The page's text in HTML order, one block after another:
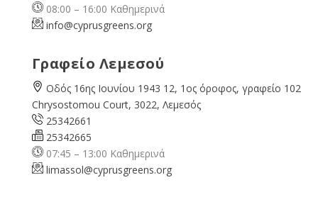
08:00 – 16:00 Καθημερινά
info@cyprusgreens.org
Γραφείο Λεμεσού
Οδός 16ης Ιουνίου 1943 12, 1ος όροφος, γραφείο 102
Chrysostomou Court, 3022, Λεμεσός
25342661
25342665
07:45 – 13:00 Καθημερινά
limassol@cyprusgreens.org